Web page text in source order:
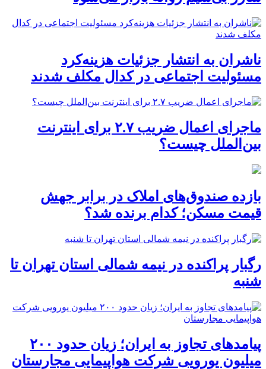
ناشران به انتشار جزئیات هزینه‌کرد
مسئولیت اجتماعی در کدال مکلف شدند
ماجرای اعمال ضریب ۲.۷ برای اینترنت
بین‌الملل چیست؟
بازده صندوق‌های املاک در برابر جهش
قیمت مسکن؛ کدام برنده شد؟
رگبار پراکنده در نیمه شمالی استان تهران تا
شنبه
پیامدهای تجاوز به ایران؛ زیان حدود ۲۰۰
میلیون یورویی شرکت هواپیمایی مجارستان